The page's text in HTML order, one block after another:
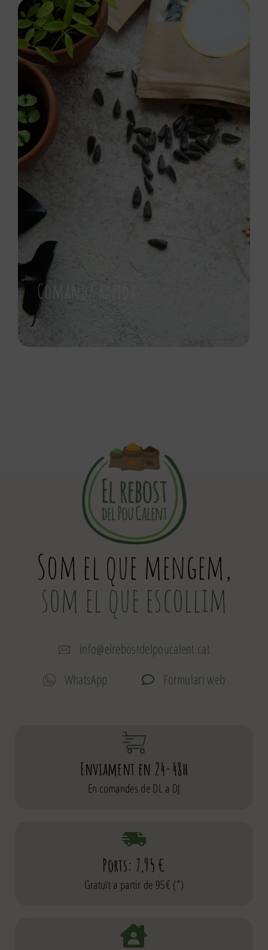
Comanda Rápida
Som el que mengem,
som el que escollim
info@elrebostdelpoucalent.cat
WhatsApp
Formulari web
Enviament en 24-48h
En comandes de DL a DJ
Ports: 7,95 €
Gratuït a partir de 95€ (*)